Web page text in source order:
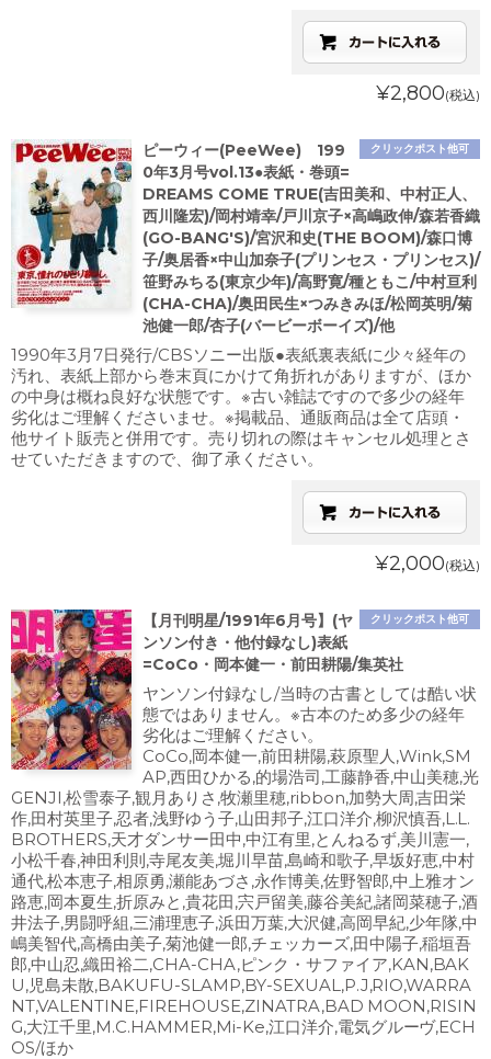
¥2,800(税込)
クリックポスト他可
ピーウィー(PeeWee) 199
0年3月号vol.13●表紙・巻頭=
DREAMS COME TRUE(吉田美和、中村正人、
西川隆宏)/岡村靖幸/戸川京子×高嶋政伸/森若香織
(GO-BANG'S)/宮沢和史(THE BOOM)/森口博
子/奥居香×中山加奈子(プリンセス・プリンセス)/
笹野みちる(東京少年)/高野寛/種ともこ/中村亘利
(CHA-CHA)/奥田民生×つみきみほ/松岡英明/菊
池健一郎/杏子(バービーボーイズ)/他
1990年3月7日発行/CBSソニー出版●表紙裏表紙に少々経年の
汚れ、表紙上部から巻末頁にかけて角折れがありますが、ほか
の中身は概ね良好な状態です。※古い雑誌ですので多少の経年
劣化はご理解くださいませ。※掲載品、通販商品は全て店頭・
他サイト販売と併用です。売り切れの際はキャンセル処理とさ
せていただきますので、御了承ください。
¥2,000(税込)
クリックポスト他可
【月刊明星/1991年6月号】(ヤ
ンソン付き・他付録なし)表紙
=CoCo・岡本健一・前田耕陽/集英社
ヤンソン付録なし/当時の古書としては酷い状
態ではありません。※古本のため多少の経年
劣化はご理解ください。
CoCo,岡本健一,前田耕陽,萩原聖人,Wink,SM
AP,西田ひかる,的場浩司,工藤静香,中山美穂,光
GENJI,松雪泰子,観月ありさ,牧瀬里穂,ribbon,加勢大周,吉田栄
作,田村英里子,忍者,浅野ゆう子,山田邦子,江口洋介,柳沢慎吾,L.L.
BROTHERS,天才ダンサー田中,中江有里,とんねるず,美川憲一,
小松千春,神田利則,寺尾友美,堀川早苗,島崎和歌子,早坂好恵,中村
通代,松本恵子,相原勇,瀬能あづさ,永作博美,佐野智郎,中上雅オン
路恵,岡本夏生,折原みと,貴花田,宍戸留美,藤谷美紀,諸岡菜穂子,酒
井法子,男闘呼組,三浦理恵子,浜田万葉,大沢健,高岡早紀,少年隊,中
嶋美智代,高橋由美子,菊池健一郎,チェッカーズ,田中陽子,稲垣吾
郎,中山忍,織田裕二,CHA-CHA,ピンク・サファイア,KAN,BAK
U,児島未散,BAKUFU-SLAMP,BY-SEXUAL,P.J,RIO,WARRA
NT,VALENTINE,FIREHOUSE,ZINATRA,BAD MOON,RISIN
G,大江千里,M.C.HAMMER,Mi-Ke,江口洋介,電気グルーヴ,ECH
OS/ほか